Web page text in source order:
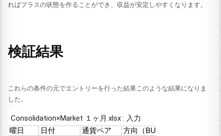
ればプラスの状態を作ることができ、収益が安定しやすくなります。
検証結果
これらの条件の元でエントリーを行った結果このような結果になりま
した。